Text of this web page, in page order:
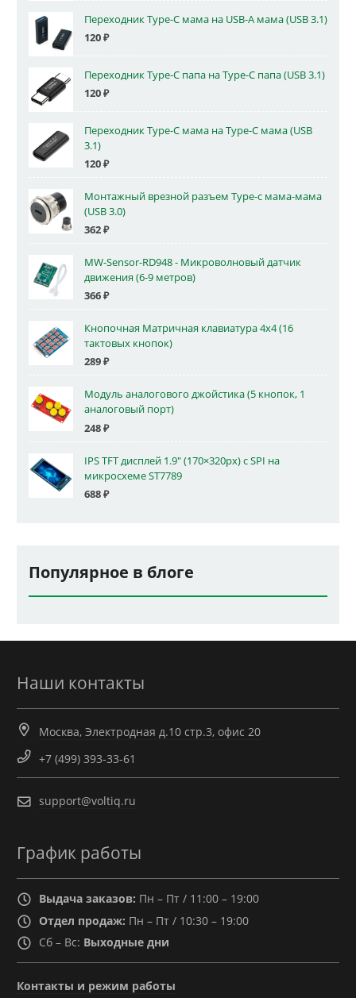
Переходник Type-C мама на USB-A мама (USB 3.1)
120₽
Переходник Type-C папа на Type-C папа (USB 3.1)
120₽
Переходник Type-C мама на Type-C мама (USB
3.1)
120₽
Монтажный врезной разъем Type-c мама-мама
(USB 3.0)
362₽
MW-Sensor-RD948 - Микроволновый датчик
движения (6-9 метров)
366₽
Кнопочная Матричная клавиатура 4x4 (16
тактовых кнопок)
289₽
Модуль аналогового джойстика (5 кнопок, 1
аналоговый порт)
248₽
IPS TFT дисплей 1.9" (170×320px) с SPI на
микросхеме ST7789
688₽
Популярное в блоге
Наши контакты
Москва, Электродная д.10 стр.3, офис 20
+7 (499) 393-33-61
support@voltiq.ru
График работы
Выдача заказов: Пн – Пт / 11:00 – 19:00
Отдел продаж: Пн – Пт / 10:30 – 19:00
Сб – Вс: Выходные дни
Контакты и режим работы